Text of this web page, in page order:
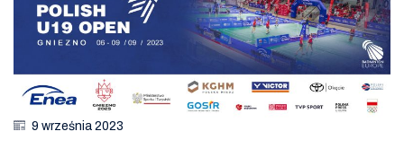
9 września 2023